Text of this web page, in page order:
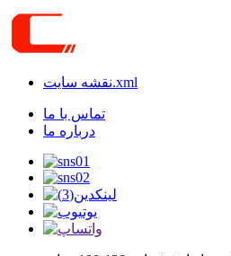
نقشه سایت.xml
تماس با ما
درباره ما